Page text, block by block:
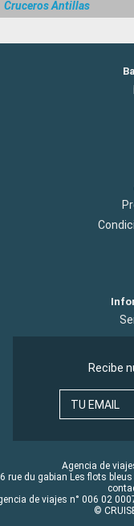
Cruceros Antillas
Recibe
TU EMAIL
Agencia de
rue du gabian Les flots
de viajes n° 006 02
©